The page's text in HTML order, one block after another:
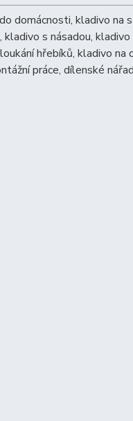
domácnosti, kladivo na
s násadou, kladivo
hřebíků, kladivo
práce, dílenské